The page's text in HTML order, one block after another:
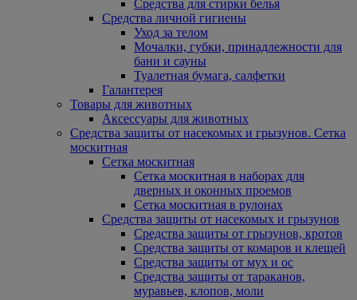
Средства для стирки белья
Средства личной гигиены
Уход за телом
Мочалки, губки, принадлежности для
бани и сауны
Туалетная бумага, салфетки
Галантерея
Товары для животных
Аксессуары для животных
Средства защиты от насекомых и грызунов. Сетка
москитная
Сетка москитная
Сетка москитная в наборах для
дверных и оконных проемов
Сетка москитная в рулонах
Средства защиты от насекомых и грызунов
Средства защиты от грызунов, кротов
Средства защиты от комаров и клещей
Средства защиты от мух и ос
Средства защиты от тараканов,
муравьев, клопов, моли